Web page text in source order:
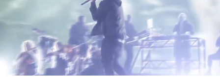
Mondiali calcio 2026
PODCAST